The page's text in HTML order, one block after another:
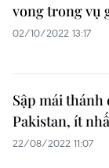
vong trong vụ
02/10/2022 13:17
Sập mái
Pakistan, ít
22/08/2022 11:07